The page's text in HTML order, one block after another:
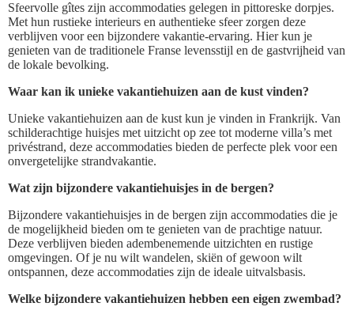
Sfeervolle gîtes zijn accommodaties gelegen in pittoreske dorpjes.
Met hun rustieke interieurs en authentieke sfeer zorgen deze
verblijven voor een bijzondere vakantie-ervaring. Hier kun je
genieten van de traditionele Franse levensstijl en de gastvrijheid van
de lokale bevolking.
Waar kan ik unieke vakantiehuizen aan de kust vinden?
Unieke vakantiehuizen aan de kust kun je vinden in Frankrijk. Van
schilderachtige huisjes met uitzicht op zee tot moderne villa’s met
privéstrand, deze accommodaties bieden de perfecte plek voor een
onvergetelijke strandvakantie.
Wat zijn bijzondere vakantiehuisjes in de bergen?
Bijzondere vakantiehuisjes in de bergen zijn accommodaties die je
de mogelijkheid bieden om te genieten van de prachtige natuur.
Deze verblijven bieden adembenemende uitzichten en rustige
omgevingen. Of je nu wilt wandelen, skiën of gewoon wilt
ontspannen, deze accommodaties zijn de ideale uitvalsbasis.
Welke bijzondere vakantiehuizen hebben een eigen zwembad?